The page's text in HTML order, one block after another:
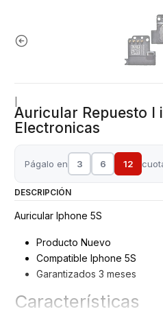
Auricular Repuesto I
Electronicas
Págalo en 3 6 12
DESCRIPCIÓN
Auricular Iphone 5S
Producto Nuevo
Compatible Iphone 5S
Garantizados 3 meses
Características